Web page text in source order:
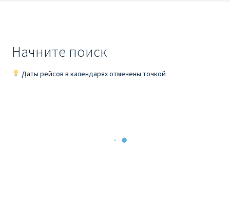
RYANAIR PL ОТ € 9
Начните поиск
Даты рейсов в календарях отмечены точкой